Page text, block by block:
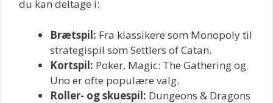
du kan deltage i:
Brætspil: Fra klassikere som Monopoly til
strategispil som Settlers of Catan.
Kortspil: Poker, Magic: The Gathering og
Uno er ofte populære valg.
Roller- og skuespil: Dungeons & Dragons